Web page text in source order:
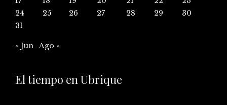
24
25 26 27 28 29
30
31
« Jun Ago »
El tiempo en Ubrique